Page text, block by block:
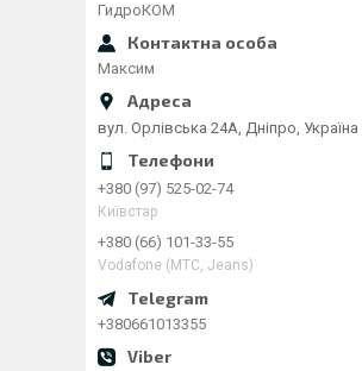
ГидроКОМ
Максим
вул. Орлівська 24А, Дніпро, Україна
+380 (97) 525-02-74
Київстар
+380 (66) 101-33-55
Vodafone (МТС, Jeans)
+380661013355